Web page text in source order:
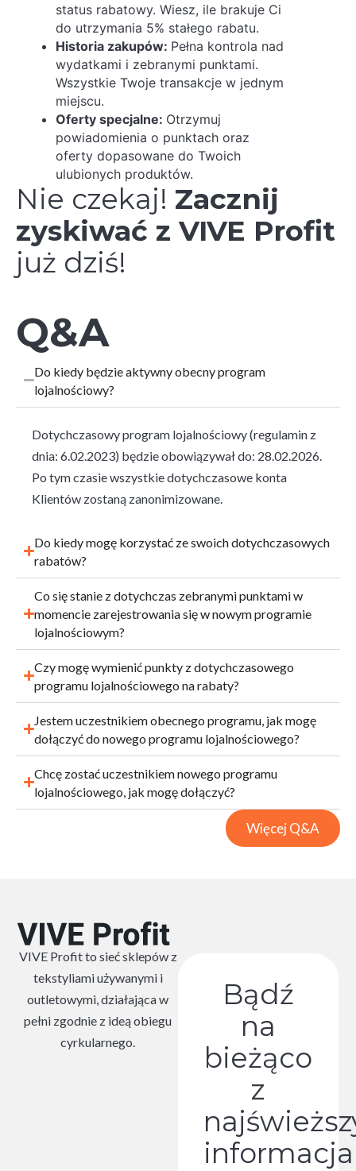
status rabatowy. Wiesz, ile brakuje Ci
do utrzymania 5% stałego rabatu.
Historia zakupów: Pełna kontrola nad
wydatkami i zebranymi punktami.
Wszystkie Twoje transakcje w jednym
miejscu.
Oferty specjalne: Otrzymuj
powiadomienia o punktach oraz
oferty dopasowane do Twoich
ulubionych produktów.
Nie czekaj! Zacznij
zyskiwać z VIVE Profit
już dziś!
Q&A
Do kiedy będzie aktywny obecny program
lojalnościowy?
Dotychczasowy program lojalnościowy (regulamin z
dnia: 6.02.2023) będzie obowiązywał do: 28.02.2026
Po tym czasie wszystkie dotychczasowe konta
Klientów zostaną zanonimizowane.
Do kiedy mogę korzystać ze swoich dotychczasowych
rabatów?
Co się stanie z dotychczas zebranymi punktami w
momencie zarejestrowania się w nowym programie
lojalnościowym?
Czy mogę wymienić punkty z dotychczasowego
programu lojalnościowego na rabaty?
Jestem uczestnikiem obecnego programu, jak mogę
dołączyć do nowego programu lojalnościowego?
Chcę zostać uczestnikiem nowego programu
lojalnościowego, jak mogę dołączyć?
Więcej Q&A
VIVE Profit to sieć sklepów z
tekstyliami używanymi i
outletowymi, działająca w
pełni zgodnie z ideą obiegu
cyrkularnego.
Bądź
na
bieżąco
z